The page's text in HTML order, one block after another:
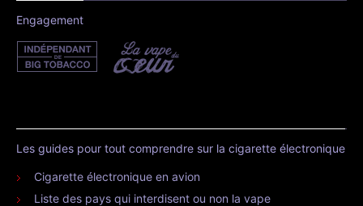
Engagement
Les guides pour tout comprendre sur la cigarette électronique
Cigarette électronique en avion
Liste des pays qui interdisent ou non la vape